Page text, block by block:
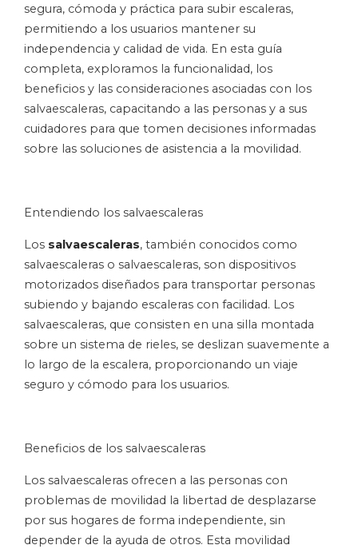
segura, cómoda y práctica para subir escaleras,
permitiendo a los usuarios mantener su
independencia y calidad de vida. En esta guía
completa, exploramos la funcionalidad, los
beneficios y las consideraciones asociadas con los
salvaescaleras, capacitando a las personas y a sus
cuidadores para que tomen decisiones informadas
sobre las soluciones de asistencia a la movilidad.
Entendiendo los salvaescaleras
Los salvaescaleras, también conocidos como
salvaescaleras o salvaescaleras, son dispositivos
motorizados diseñados para transportar personas
subiendo y bajando escaleras con facilidad. Los
salvaescaleras, que consisten en una silla montada
sobre un sistema de rieles, se deslizan suavemente a
lo largo de la escalera, proporcionando un viaje
seguro y cómodo para los usuarios.
Beneficios de los salvaescaleras
Los salvaescaleras ofrecen a las personas con
problemas de movilidad la libertad de desplazarse
por sus hogares de forma independiente, sin
depender de la ayuda de otros. Esta movilidad